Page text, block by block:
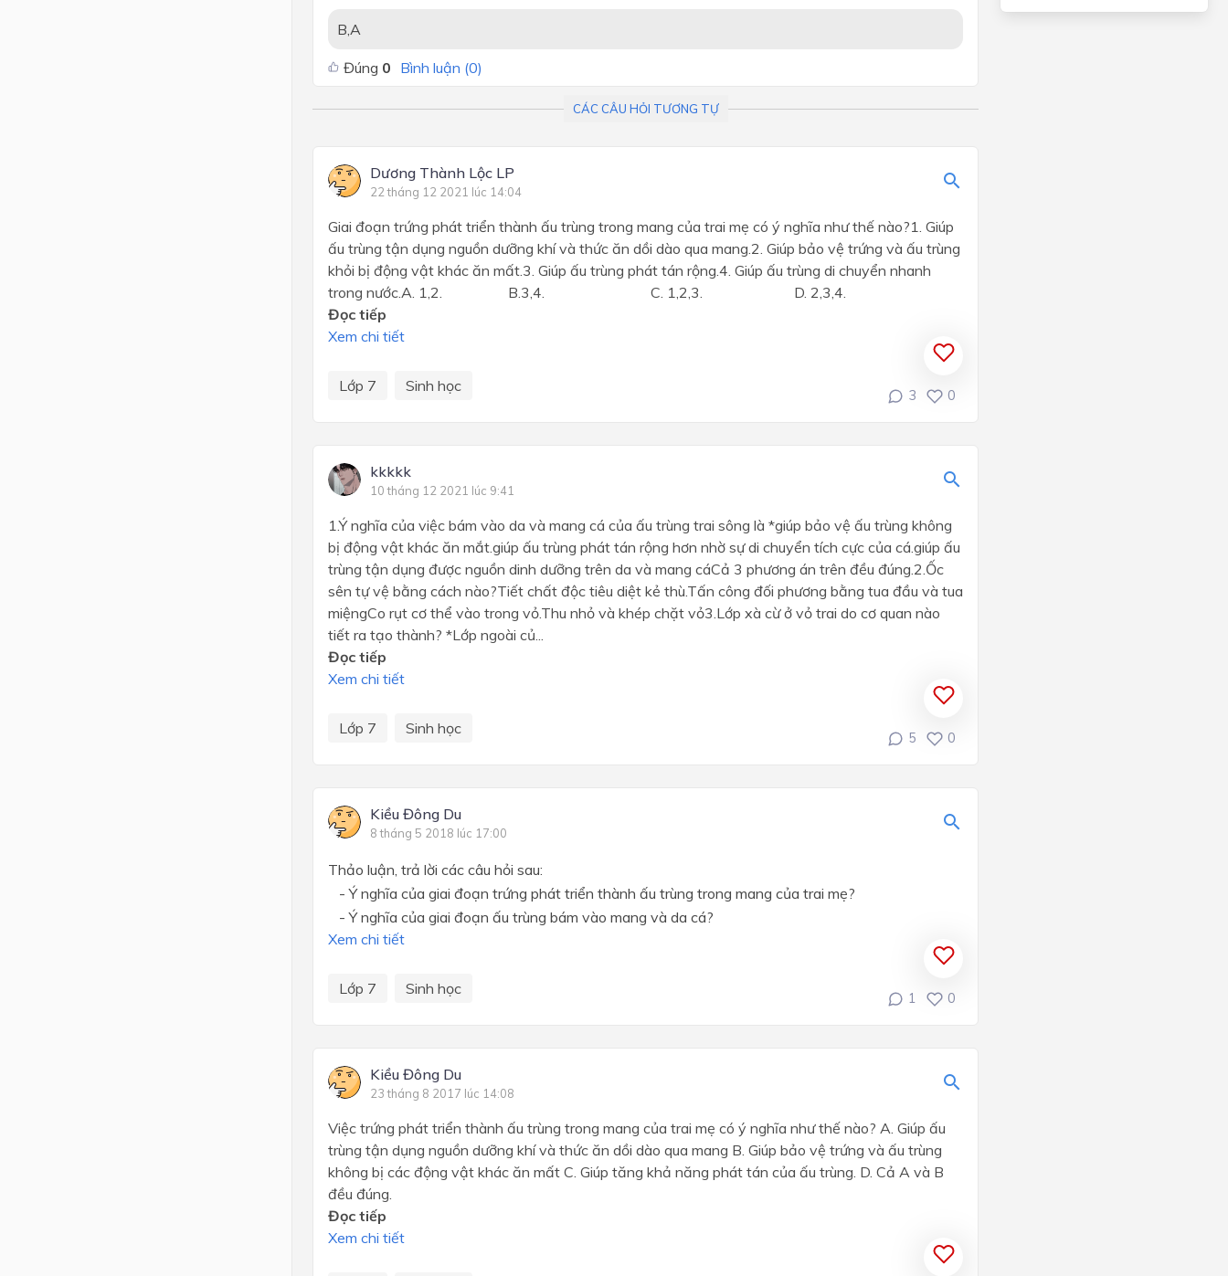
B,A
Đúng 0 Bình luận (0)
CÁC CÂU HỎI TƯƠNG TỰ
Dương Thành Lộc LP
22 tháng 12 2021 lúc 14:04
Giai đoạn trứng phát triển thành ấu trùng trong mang của trai mẹ có ý nghĩa như thế nào?1. Giúp
ấu trùng tận dụng nguồn dưỡng khí và thức ăn dồi dào qua mang.2. Giúp bảo vệ trứng và ấu trùng
khỏi bị động vật khác ăn mất.3. Giúp ấu trùng phát tán rộng.4. Giúp ấu trùng di chuyển nhanh
trong nước.A. 1,2. B.3,4. C. 1,2,3. D. 2,3,4.
Đọc tiếp
Xem chi tiết
Lớp 7 Sinh học
3 0
kkkkk
10 tháng 12 2021 lúc 9:41
1.Ý nghĩa của việc bám vào da và mang cá của ấu trùng trai sông là *giúp bảo vệ ấu trùng không
bị động vật khác ăn mắt.giúp ấu trùng phát tán rộng hơn nhờ sự di chuyển tích cực của cá.giúp ấu
trùng tận dụng được nguồn dinh dưỡng trên da và mang cáCả 3 phương án trên đều đúng.2.Ốc
sên tự vệ bằng cách nào?Tiết chất độc tiêu diệt kẻ thù.Tấn công đối phương bằng tua đầu và tua
miệngCo rụt cơ thể vào trong vỏ.Thu nhỏ và khép chặt vỏ3.Lớp xà cừ ở vỏ trai do cơ quan nào
tiết ra tạo thành? *Lớp ngoài củ...
Đọc tiếp
Xem chi tiết
Lớp 7 Sinh học
5 0
Kiều Đông Du
8 tháng 5 2018 lúc 17:00
Thảo luận, trả lời các câu hỏi sau:
- Ý nghĩa của giai đoạn trứng phát triển thành ấu trùng trong mang của trai mẹ?
- Ý nghĩa của giai đoạn ấu trùng bám vào mang và da cá?
Xem chi tiết
Lớp 7 Sinh học
1 0
Kiều Đông Du
23 tháng 8 2017 lúc 14:08
Việc trứng phát triển thành ấu trùng trong mang của trai mẹ có ý nghĩa như thế nào? A. Giúp ấu
trùng tận dụng nguồn dưỡng khí và thức ăn dồi dào qua mang B. Giúp bảo vệ trứng và ấu trùng
không bị các động vật khác ăn mất C. Giúp tăng khả năng phát tán của ấu trùng. D. Cả A và B
đều đúng.
Đọc tiếp
Xem chi tiết